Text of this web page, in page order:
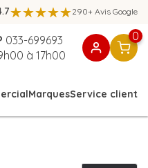
290+ Avis Google
033-699693
à 17h00
0
MarquesService client